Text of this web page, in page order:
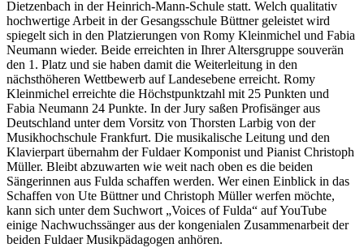
Dietzenbach in der Heinrich-Mann-Schule statt. Welch qualitativ
hochwertige Arbeit in der Gesangsschule Büttner geleistet wird
spiegelt sich in den Platzierungen von Romy Kleinmichel und Fabia
Neumann wieder. Beide erreichten in Ihrer Altersgruppe souverän
den 1. Platz und sie haben damit die Weiterleitung in den
nächsthöheren Wettbewerb auf Landesebene erreicht. Romy
Kleinmichel erreichte die Höchstpunktzahl mit 25 Punkten und
Fabia Neumann 24 Punkte. In der Jury saßen Profisänger aus
Deutschland unter dem Vorsitz von Thorsten Larbig von der
Musikhochschule Frankfurt. Die musikalische Leitung und den
Klavierpart übernahm der Fuldaer Komponist und Pianist Christoph
Müller. Bleibt abzuwarten wie weit nach oben es die beiden
Sängerinnen aus Fulda schaffen werden. Wer einen Einblick in das
Schaffen von Ute Büttner und Christoph Müller werfen möchte,
kann sich unter dem Suchwort „Voices of Fulda“ auf YouTube
einige Nachwuchssänger aus der kongenialen Zusammenarbeit der
beiden Fuldaer Musikpädagogen anhören.